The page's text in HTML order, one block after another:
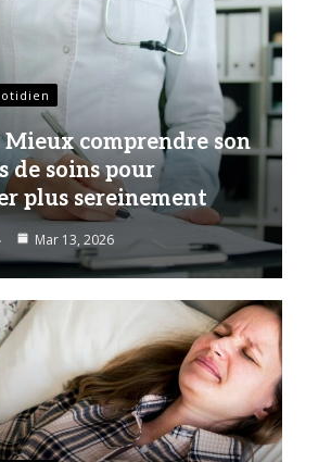
Mieux comprendre son
de soins pour
plus sereinement
Mar 13, 2026